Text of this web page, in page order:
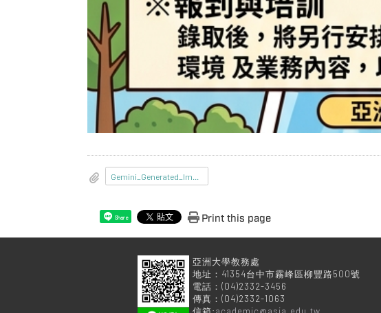
Share Print this page
亞洲大學教務處
地址：41354台中市霧峰區柳豐路500號
電話：(04)2332-3456
傳真：(04)2332-1063